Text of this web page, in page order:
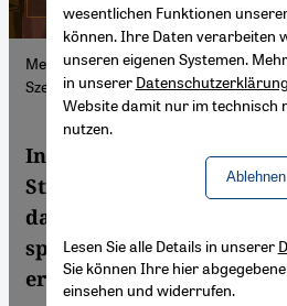
Menstruation ist nichts, wofür sich ein
Szene aus der #HelpSaira-Storyline.
In Pakistan haftet der
Stigma an. Ein neues
dabei, das zu ändern,
spielerisch
erhalten. Von Mahwish
wesentlichen Funktionen
können. Ihre Daten verarbeiten
unseren eigenen Systemen.
in unserer Datenschutzerklärung
Website damit nur im technisch
nutzen.
Ablehnen
Lesen Sie alle Details in unserer
Sie können Ihre hier
einsehen und widerrufen.